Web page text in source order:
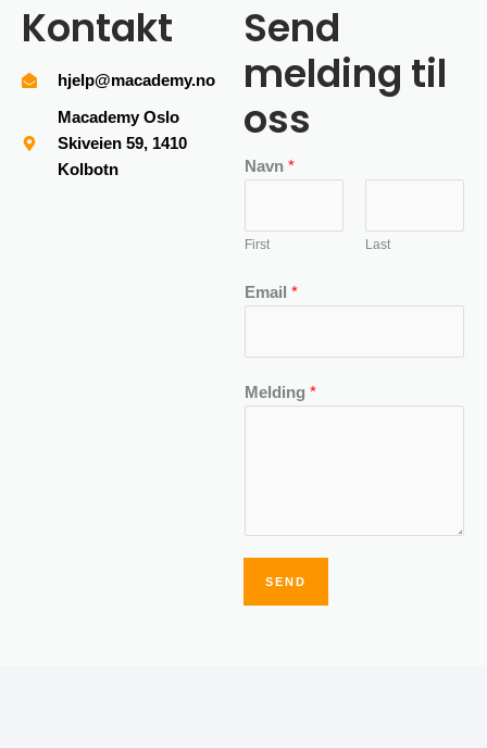
Kontakt
hjelp@macademy.no
Macademy Oslo
Skiveien 59, 1410
Kolbotn
Send
melding til
oss
Navn *
First Last
Email *
Melding *
SEND